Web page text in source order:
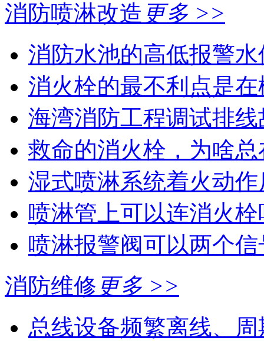
消防喷淋改造 更多 >>
消防水池的高低报警
消火栓的最不利点是
海湾消防工程调试排
救命的消火栓，为啥总
湿式喷淋系统着火动
喷淋管上可以连消火栓
喷淋报警阀可以两个
消防维修 更多 >>
总线设备频繁离线、